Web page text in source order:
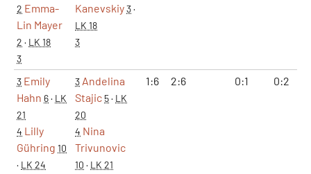
2 Emma-
Lin Mayer
2 · LK 18
3
Kanevskiy3·
LK 18
3
3 Emily
Hahn 6· LK
21
4 Lilly
Gühring 10
· LK 24
3 Andelina
Stajic 5· LK
20
4 Nina
Trivunovic
10 · LK 21
1:6 2:6 0:1 0:2